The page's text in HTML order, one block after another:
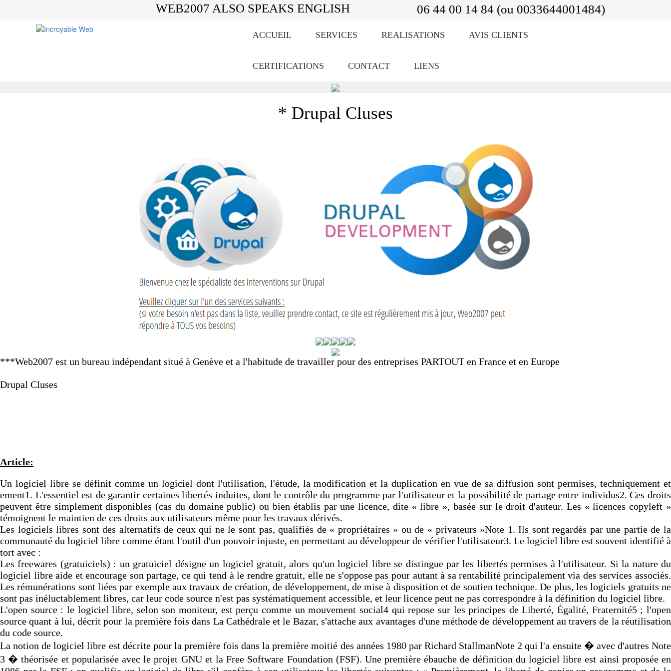
WEB2007 ALSO SPEAKS ENGLISH 06 44 00 14 84 (ou 0033644001484)
ACCUEIL SERVICES REALISATIONS AVIS CLIENTS
CERTIFICATIONS CONTACT LIENS
* Drupal Cluses
***Web2007 est un bureau indépendant situé à Genève et a l'habitude de travailler pour des entreprises PARTOUT en France et en Europe
Drupal Cluses
Article:
Un logiciel libre se définit comme un logiciel dont l'utilisation, l'étude, la modification et la duplication en vue de sa diffusion sont permises, techniquement et
ement1. L'essentiel est de garantir certaines libertés induites, dont le contrôle du programme par l'utilisateur et la possibilité de partage entre individus2. Ces droits
peuvent être simplement disponibles (cas du domaine public) ou bien établis par une licence, dite « libre », basée sur le droit d'auteur. Les « licences copyleft »
témoignent le maintien de ces droits aux utilisateurs même pour les travaux dérivés.
Les logiciels libres sont des alternatifs de ceux qui ne le sont pas, qualifiés de « propriétaires » ou de « privateurs »Note 1. Ils sont regardés par une partie de la
communauté du logiciel libre comme étant l'outil d'un pouvoir injuste, en permettant au développeur de vérifier l'utilisateur3. Le logiciel libre est souvent identifié à
tort avec :
Les freewares (gratuiciels) : un gratuiciel désigne un logiciel gratuit, alors qu'un logiciel libre se distingue par les libertés permises à l'utilisateur. Si la nature du
logiciel libre aide et encourage son partage, ce qui tend à le rendre gratuit, elle ne s'oppose pas pour autant à sa rentabilité principalement via des services associés.
Les rémunérations sont liées par exemple aux travaux de création, de développement, de mise à disposition et de soutien technique. De plus, les logiciels gratuits ne
sont pas inéluctablement libres, car leur code source n'est pas systématiquement accessible, et leur licence peut ne pas correspondre à la définition du logiciel libre.
L'open source : le logiciel libre, selon son moniteur, est perçu comme un mouvement social4 qui repose sur les principes de Liberté, Égalité, Fraternité5 ; l'open
source quant à lui, décrit pour la première fois dans La Cathédrale et le Bazar, s'attache aux avantages d'une méthode de développement au travers de la réutilisation
du code source.
La notion de logiciel libre est décrite pour la première fois dans la première moitié des années 1980 par Richard StallmanNote 2 qui l'a ensuite � avec d'autres Note
3 � théorisée et popularisée avec le projet GNU et la Free Software Foundation (FSF). Une première ébauche de définition du logiciel libre est ainsi proposée en